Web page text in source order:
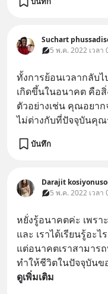
Suchart
5 พ.ค. 2022 เวลา
ทั้งการย้อนเวลากลับ
เกิดขึ้นในอนาคต คือสิ่
ตัวอย่างเช่น คุณอยา
ไม่ต่างกับที่ปัจจุบันคุ
บันทึก
Darajit
5 พ.ค. 2022 เวลา
หยั่งรู้อนาคตค่ะ เพรา
และ เราได้เรียนรู้อะไ
แต่อนาคตเราสามาร
ทำให้ชีวิตในปัจจุบันข
ดูเพิ่มเติม